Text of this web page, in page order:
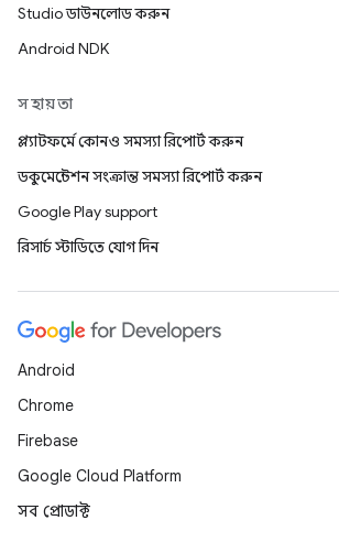
Studio ডাউনলোড করুন
Android NDK
সহায়তা
প্ল্যাটফর্মে কোনও সমস্যা রিপোর্ট করুন
ডকুমেন্টেশন সংক্রান্ত সমস্যা রিপোর্ট করুন
Google Play support
রিসার্চ স্টাডিতে যোগ দিন
Android
Chrome
Firebase
Google Cloud Platform
সব প্রোডাক্ট